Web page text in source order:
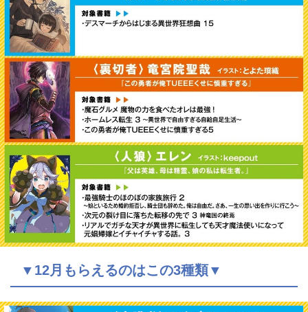
▼12月もらえるのはこの3種類▼